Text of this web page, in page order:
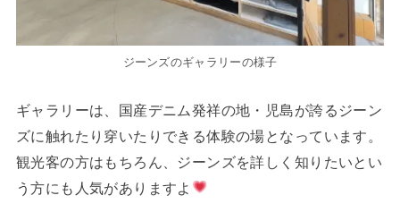
ジーンズのギャラリーの様子
ギャラリーは、国産デニム発祥の地・児島が誇るジーン
ズに触れたり穿いたりできる体験の場となっています。
観光客の方はもちろん、ジーンズを詳しく知りたいとい
う方にも人気がありますよ